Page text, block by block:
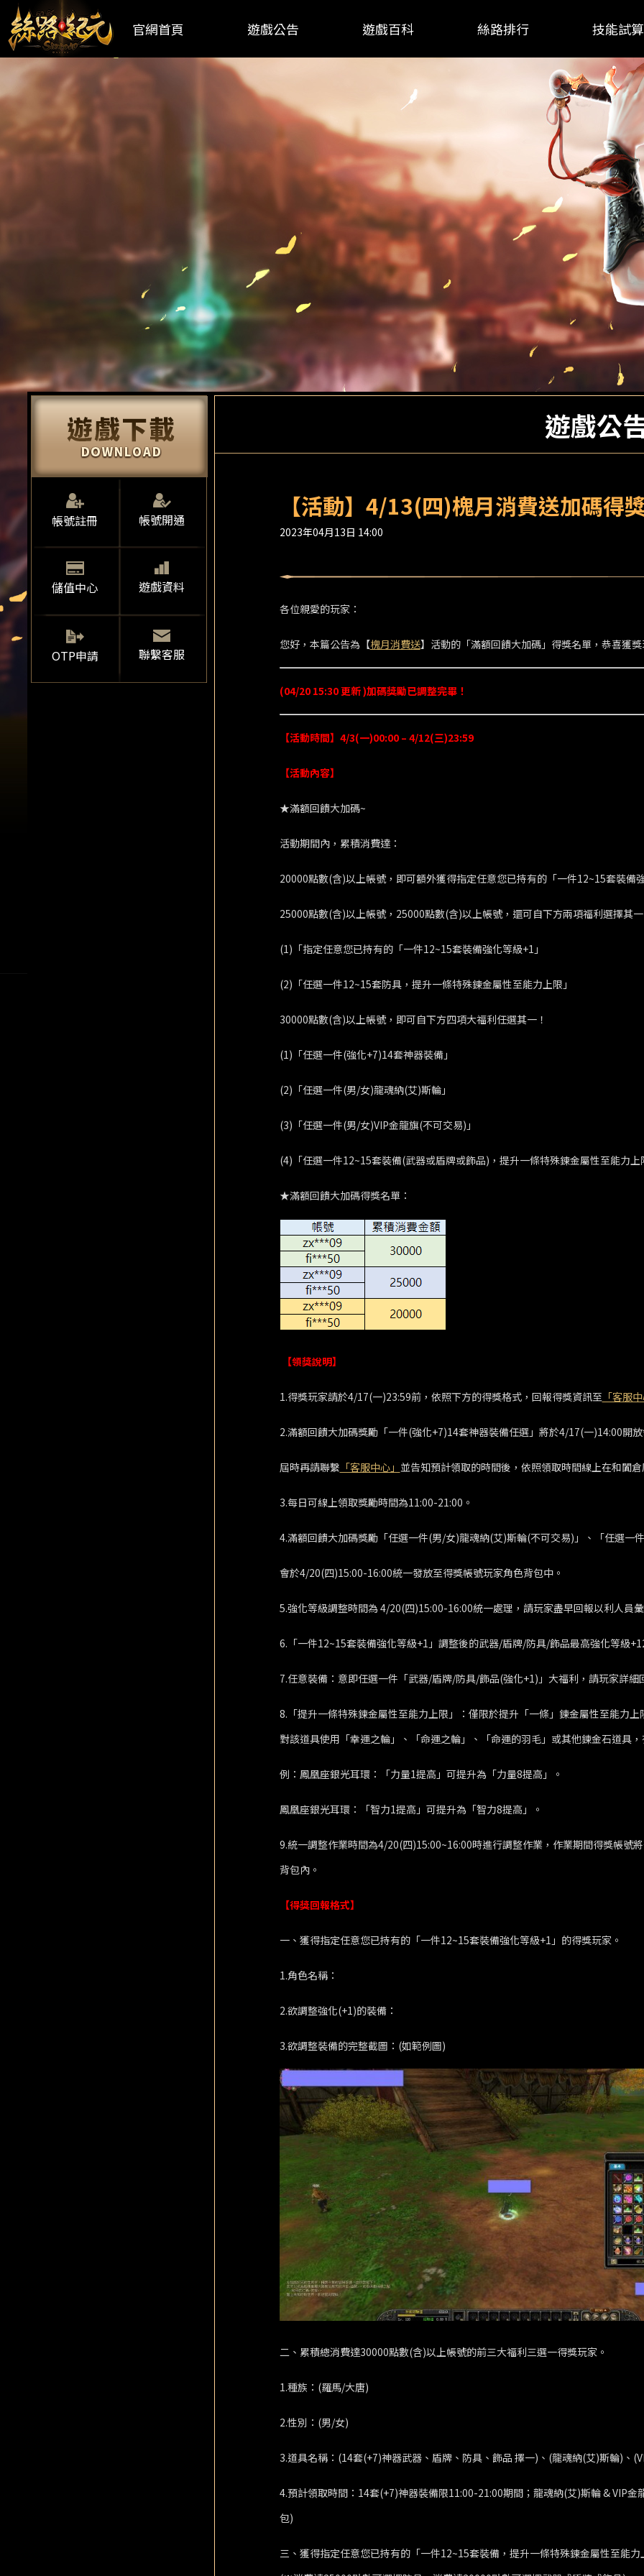
官網首頁 遊戲公告 遊戲百科 絲路排行 技能試算
帳號註冊 帳號開通
儲值中心 遊戲資料
OTP申請 聯繫客服
遊戲公
【活動】4/13(四)槐月消費送加碼得
2023年04月13日 14:00
各位親愛的玩家：
您好，本篇公告為【槐月消費送】活動的「滿額回饋大加碼」得獎名單，恭喜獲
(04/20 15:30 更新 )加碼獎勵已調整完畢！
【活動時間】4/3(一)00:00 – 4/12(三)23:59
【活動內容】
★滿額回饋大加碼~
活動期間內，累積消費達：
20000點數(含)以上帳號，即可額外獲得指定任意您已持有的「一件12~15套裝備
25000點數(含)以上帳號，25000點數(含)以上帳號，還可自下方兩項福利選擇其
(1)「指定任意您已持有的「一件12~15套裝備強化等級+1」
(2)「任選一件12~15套防具，提升一條特殊鍊金屬性至能力上限」
30000點數(含)以上帳號，即可自下方四項大福利任選其一！
(1)「任選一件(強化+7)14套神器裝備」
(2)「任選一件(男/女)龍魂納(艾)斯輪」
(3)「任選一件(男/女)VIP金龍旗(不可交易)」
(4)「任選一件12~15套裝備(武器或盾牌或飾品)，提升一條特殊鍊金屬性至能力上
★滿額回饋大加碼得獎名單：
【領獎說明】
1.得獎玩家請於4/17(一)23:59前，依照下方的得獎格式，回報得獎資訊至「客服
2.滿額回饋大加碼獎勵「一件(強化+7)14套神器裝備任選」將於4/17(一)14:00開
屆時再請聯繫 「客服中心」 並告知預計領取的時間後，依照領取時間線上在和闐
3.每日可線上領取獎勵時間為11:00-21:00。
4.滿額回饋大加碼獎勵「任選一件(男/女)龍魂納(艾)斯輪(不可交易)」、「任選一
會於4/20(四)15:00-16:00統一發放至得獎帳號玩家角色背包中。
5.強化等級調整時間為 4/20(四)15:00-16:00統一處理，請玩家盡早回報以利人員
6.「一件12~15套裝備強化等級+1」調整後的武器/盾牌/防具/飾品最高強化等級
7.任意裝備：意即任選一件「武器/盾牌/防具/飾品(強化+1)」大福利，請玩家詳細
8.「提升一條特殊鍊金屬性至能力上限」：僅限於提升「一條」鍊金屬性至能力
對該道具使用「幸運之輪」、「命運之輪」、「命運的羽毛」或其他鍊金石道具
例：鳳凰座銀光耳環：「力量1提高」可提升為「力量8提高」。
鳳凰座銀光耳環：「智力1提高」可提升為「智力8提高」。
9.統一調整作業時間為4/20(四)15:00~16:00時進行調整作業，作業期間得獎帳號
背包內。
【得獎回報格式】
一、獲得指定任意您已持有的「一件12~15套裝備強化等級+1」的得獎玩家。
1.角色名稱：
2.欲調整強化(+1)的裝備：
3.欲調整裝備的完整截圖：(如範例圖)
二、累積總消費達30000點數(含)以上帳號的前三大福利三選一得獎玩家。
1.種族：(羅馬/大唐)
2.性別：(男/女)
3.道具名稱：(14套(+7)神器武器、盾牌、防具、飾品 擇一)、(龍魂納(艾)斯輪)、
4.預計領取時間：14套(+7)神器裝備限11:00-21:00期間；龍魂納(艾)斯輪 & VIP
包)
三、獲得指定任意您已持有的「一件12~15套裝備，提升一條特殊鍊金屬性至能